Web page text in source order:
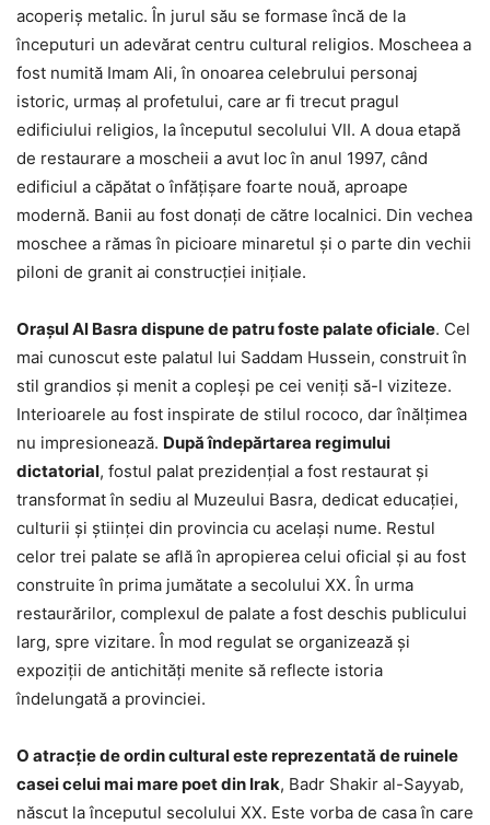
acoperiș metalic. În jurul său se formase încă de la
începuturi un adevărat centru cultural religios. Moscheea a
fost numită Imam Ali, în onoarea celebrului personaj
istoric, urmaș al profetului, care ar fi trecut pragul
edificiului religios, la începutul secolului VII. A doua etapă
de restaurare a moscheii a avut loc în anul 1997, când
edificiul a căpătat o înfățișare foarte nouă, aproape
modernă. Banii au fost donați de către localnici. Din vechea
moschee a rămas în picioare minaretul și o parte din vechii
piloni de granit ai construcției inițiale.
Orașul Al Basra dispune de patru foste palate oficiale. Cel
mai cunoscut este palatul lui Saddam Hussein, construit în
stil grandios și menit a copleși pe cei veniți să-l viziteze.
Interioarele au fost inspirate de stilul rococo, dar înălțimea
nu impresionează. După îndepărtarea regimului
dictatorial, fostul palat prezidențial a fost restaurat și
transformat în sediu al Muzeului Basra, dedicat educației,
culturii și științei din provincia cu același nume. Restul
celor trei palate se află în apropierea celui oficial și au fost
construite în prima jumătate a secolului XX. În urma
restaurărilor, complexul de palate a fost deschis publicului
larg, spre vizitare. În mod regulat se organizează și
expoziții de antichități menite să reflecte istoria
îndelungată a provinciei.
O atracție de ordin cultural este reprezentată de ruinele
casei celui mai mare poet din Irak, Badr Shakir al-Sayyab,
născut la începutul secolului XX. Este vorba de casa în care